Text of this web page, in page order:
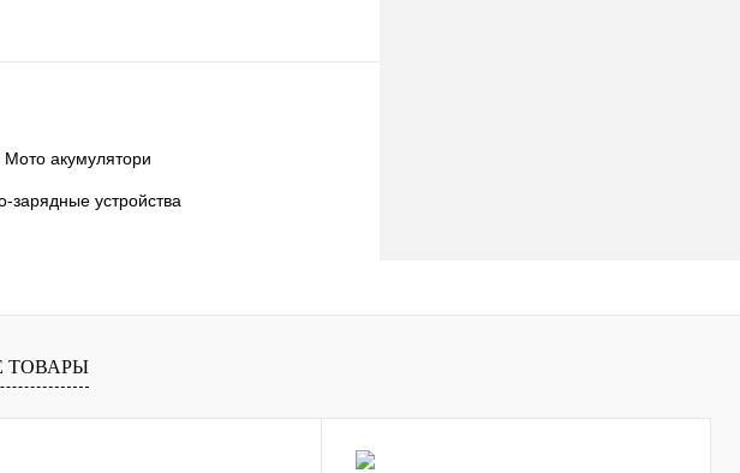
Мото акумулятори
зарядные устройства
ТОВАРЫ